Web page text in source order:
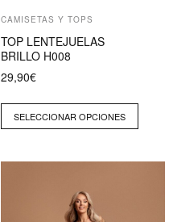
CAMISETAS Y TOPS
TOP LENTEJUELAS
BRILLO H008
29,90€
SELECCIONAR OPCIONES
página
de
producto